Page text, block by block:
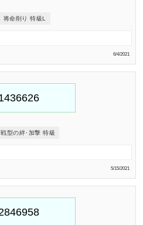
将命削り 特級L
6/4/2021
戦型の絆･加撃 特級
5/15/2021